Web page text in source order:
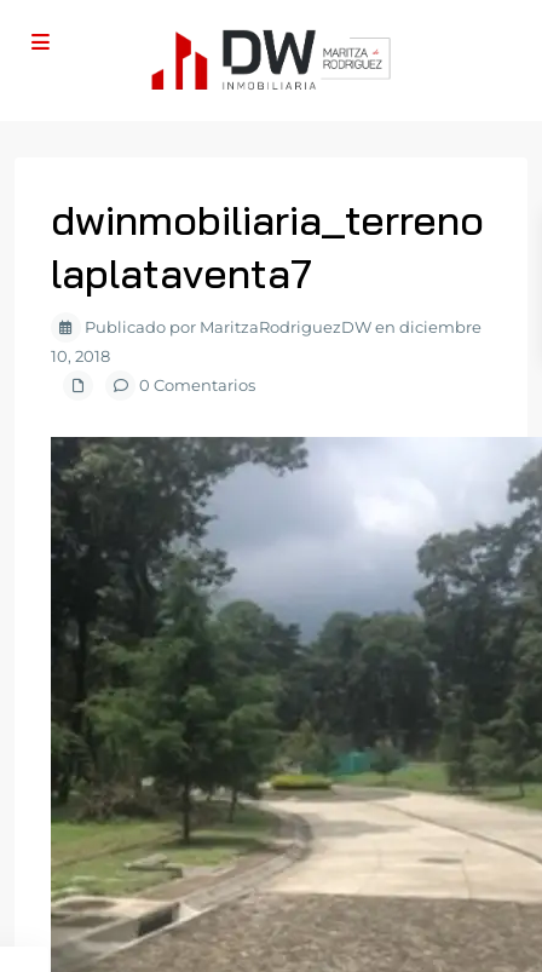
dwinmobiliaria_terreno
laplataventa7
Publicado por MaritzaRodriguezDW en diciembre
10, 2018
0 Comentarios